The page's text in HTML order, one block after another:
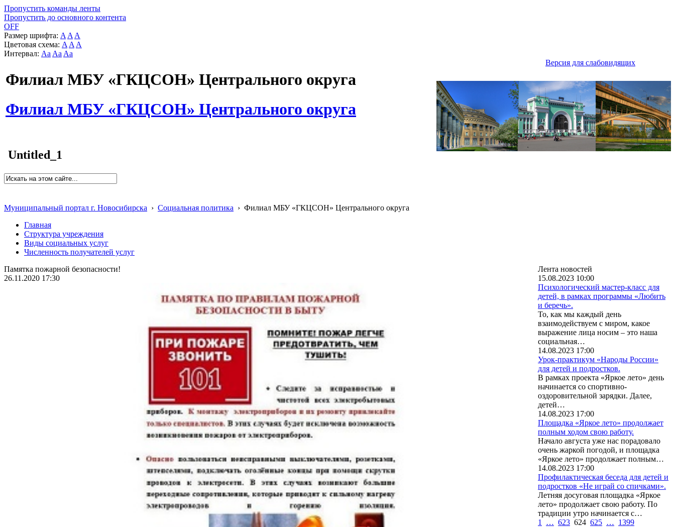
Пропустить команды ленты
Пропустить до основного контента
OFF
Размер шрифта: A A A
Цветовая схема: A A A
Интервал: Aa Aa Aa
Версия для слабовидящих
Филиал МБУ «ГКЦСОН» Центрального округа
Филиал МБУ «ГКЦСОН» Центрального округа
Untitled_1
Муниципальный портал г. Новосибирска › Социальная политика › Филиал МБУ «ГКЦСОН» Центрального округа
Главная
Структура учреждения
Виды социальных услуг
Численность получателей услуг
Памятка пожарной безопасности!
26.11.2020 17:30
Лента новостей
15.08.2023 10:00
Психологический мастер-класс для
детей, в рамках программы «Любить
и беречь».
То, как мы каждый день
взаимодействуем с миром, какое
выражение лица носим – это наша
социальная…
14.08.2023 17:00
Урок-практикум «Народы России»
для детей и подростков.
В рамках проекта «Яркое лето» день
начинается со спортивно-
оздоровительной зарядки. Далее,
детей…
14.08.2023 17:00
Площадка «Яркое лето» продолжает
полным ходом свою работу.
Начало августа уже нас порадовало
очень жаркой погодой, и площадка
«Яркое лето» продолжает полным…
14.08.2023 17:00
Профилактическая беседа для детей и
подростков «Не играй со спичками».
Летняя досуговая площадка «Яркое
лето» продолжает свою работу. По
традиции утро начинается с…
1
… 623 624 625 … 1399